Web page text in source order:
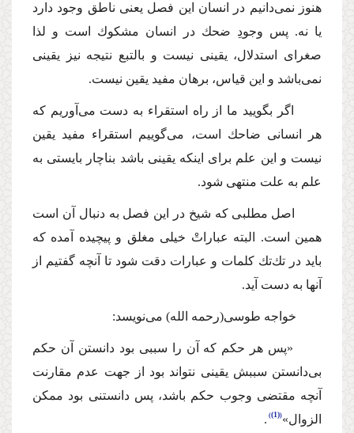
هنوز نمی‌دانیم در انسان این فصل یعنی ناطق وجود دارد
یا نه. پس وجودِ ضحك در انسان مشكوك است و لذا
صغرای استدلال، یقینی نیست و بالتبع نتیجه نیز یقینی
نمی‌باشد و این قیاس، برهان مفید یقین نیست.
اگر بگویید ما از راه استقراء به دست می‌آوریم كه
هر انسانی ضاحك است، می‌گوییم استقراء مفید یقین
نیست و این علم برای اینكه یقینی باشد بناچار بایستی به
علم به علت منتهی شود.
اصل مطلبی كه شیخ در این فصل به دنبال آن است
همین است. البته عباراتْ خیلی مغلق و پیچیده آمده كه
باید در تك‌تك كلمات و عبارات دقت شود تا آنچه گفتیم از
آنها به دست آید.
خواجه طوسی(رحمه الله) می‌نویسد:
«پس هر حكم كه آن را سببی بود دانستن آن حكم
بی‌دانستن سببش یقینی نتواند بود از جهت عدم مقارنت
آنچه مقتضی وجوب حكم باشد، پس دانستنی بود ممكن
الزوال» (1)
.